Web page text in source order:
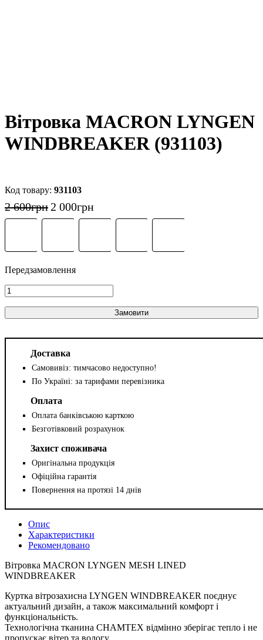
Вітровка MACRON LYNGEN
WINDBREAKER (931103)
931103
2 600грн 2 000грн
Замовити
Доставка
Самовивіз: тимчасово недоступно!
По Україні: за тарифами перевізника
Оплата
Оплата банківською карткою
Безготівковий розрахунок
Захист споживача
Оригінальна продукція
Офіційна гарантія
Повернення на протязі 14 днів
Опис
Характеристики
Рекомендовано
Вітровка MACRON LYNGEN MESH LINED
WINDBREAKER
Куртка вітрозахисна LYNGEN WINDBREAKER поєднує
актуальний дизайн, а також максимальний комфорт і
функціональність.
Технологічна тканина CHAMTEX відмінно зберігає тепло і не
пропускає вітер та вологу.